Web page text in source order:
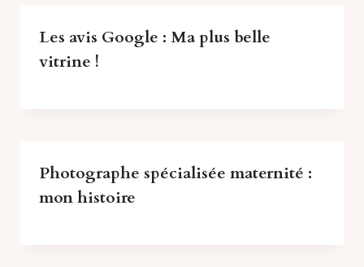
Les avis Google : Ma plus belle
vitrine !
Photographe spécialisée maternité :
mon histoire